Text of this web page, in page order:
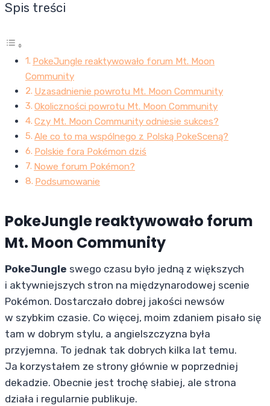
Spis treści
PokeJungle reaktywowało forum Mt. Moon
Community
Uzasadnienie powrotu Mt. Moon Community
Okoliczności powrotu Mt. Moon Community
Czy Mt. Moon Community odniesie sukces?
Ale co to ma wspólnego z Polską PokeSceną?
Polskie fora Pokémon dziś
Nowe forum Pokémon?
Podsumowanie
PokeJungle reaktywowało forum
Mt. Moon Community
PokeJungle swego czasu było jedną z większych
i aktywniejszych stron na międzynarodowej scenie
Pokémon. Dostarczało dobrej jakości newsów
w szybkim czasie. Co więcej, moim zdaniem pisało się
tam w dobrym stylu, a angielszczyzna była
przyjemna. To jednak tak dobrych kilka lat temu.
Ja korzystałem ze strony głównie w poprzedniej
dekadzie. Obecnie jest trochę słabiej, ale strona
działa i regularnie publikuje.